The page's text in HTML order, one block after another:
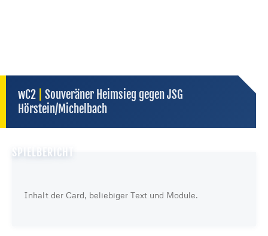
wC2
Souveräner Heimsieg gegen JSG
Hörstein/Michelbach
SPIELBERICHT
Inhalt der Card, beliebiger Text und Module.
externe Dienste — Datenschutz des Anbieters gilt
wir selbst übertragen keine Daten
Server in Deutschland
kein heimlicher Datenaustausch sonst wohin
kein Tracking